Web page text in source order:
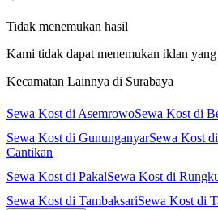
Tidak menemukan hasil
Kami tidak dapat menemukan iklan
Kecamatan Lainnya di Surabaya
Sewa Kost di AsemrowoSewa Kost di
Sewa Kost di GununganyarSewa Kost
Cantikan
Sewa Kost di PakalSewa Kost di
Sewa Kost di TambaksariSewa Kost di